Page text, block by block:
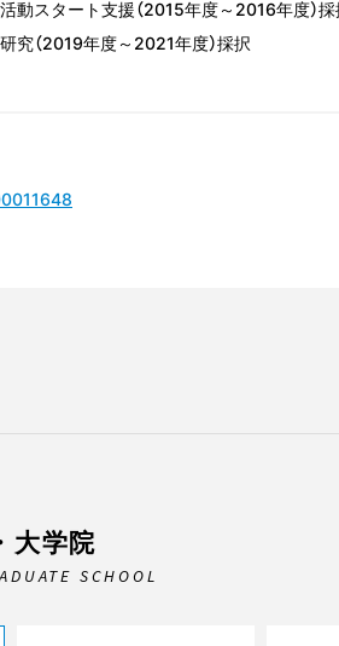
動スタート支援（2015年度～2016年度）採
究（2019年度～2021年度）採択
大学院
SCHOOL